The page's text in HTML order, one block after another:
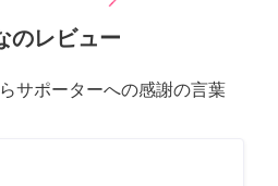
のレビュー
サポーターへの感謝の言葉